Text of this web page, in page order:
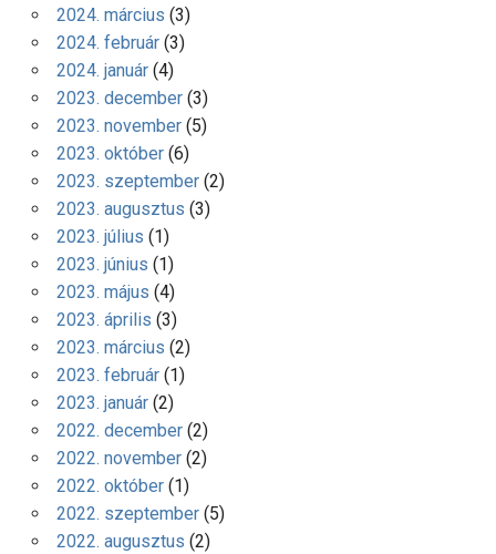
2024. március (3)
2024. február(3)
2024. január(4)
2023. december(3)
2023. november(5)
2023. október(6)
2023. szeptember(2)
2023. augusztus (3)
2023. július (1)
2023. június (1)
2023. május (4)
2023. április (3)
2023. március (2)
2023. február(1)
2023. január(2)
2022. december(2)
2022. november(2)
2022. október(1)
2022. szeptember(5)
2022. augusztus (2)